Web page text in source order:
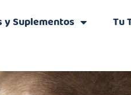
y Suplementos Tu